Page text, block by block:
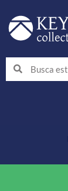
BuscarBuscar